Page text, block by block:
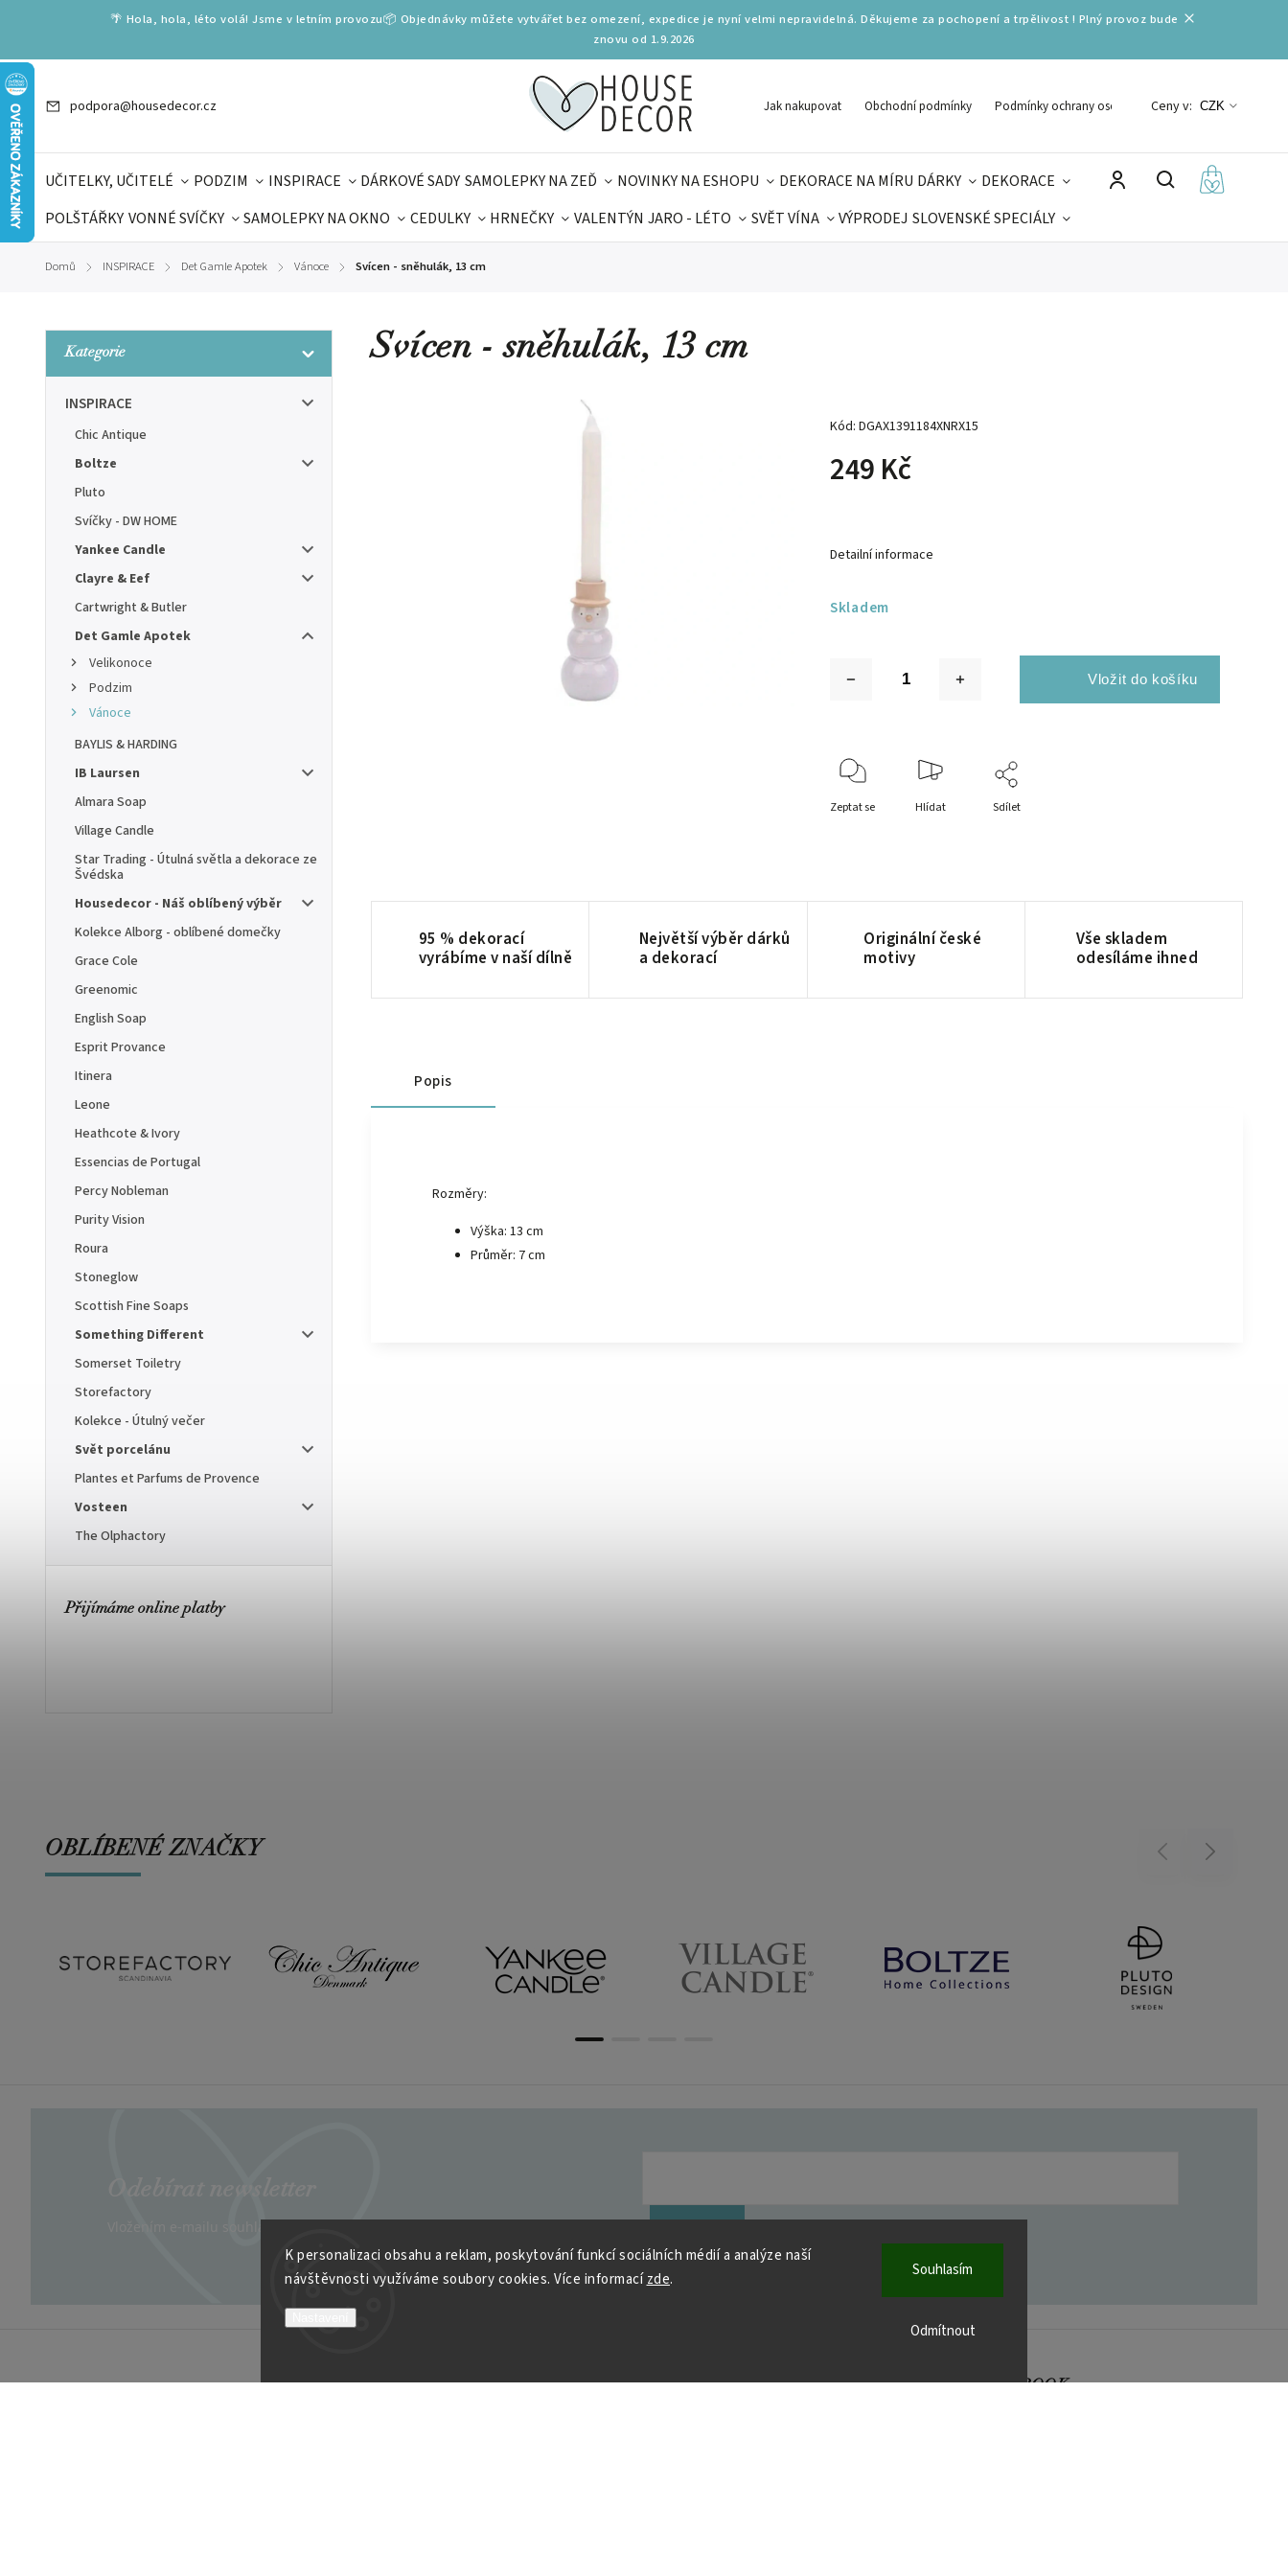
K personalizaci obsahu a reklam, poskytování funkcí sociálních médií a analýze naší
návštěvnosti využíváme soubory cookies. Více informacízde.
Odmítnout
Souhlasím
🌴 Hola, hola, léto volá! Jsme v letním provozu📦 Objednávky můžete vytvářet bez omezení, expedice je nyní velmi nepravidelná. Děkujeme za pochopení a trpělivost ! Plný provoz bude
znovu od 1.9.2026
podpora@housedecor.cz Jak nakupovat Obchodní podmínky Podmínky ochrany osobních údajů
Ceny v: CZK
UČITELKY, UČITELÉ PODZIM INSPIRACE DÁRKOVÉ SADY SAMOLEPKY NA ZEĎ NOVINKY NA ESHOPU DEKORACE NA MÍRU DÁRKY
DEKORACE
POLŠTÁŘKY VONNÉ SVÍČKY SAMOLEPKY NA OKNO CEDULKY HRNEČKY VALENTÝN JARO - LÉTO SVĚT VÍNA VÝPRODEJ SLOVENSKÉ SPECIÁLY
Domů / INSPIRACE / Det Gamle Apotek / Vánoce / Svícen - sněhulák, 13 cm
Kategorie
INSPIRACE
Chic Antique
Boltze
Pluto
Svíčky - DW HOME
Yankee Candle
Clayre & Eef
Cartwright & Butler
Det Gamle Apotek
Velikonoce
Podzim
Vánoce
BAYLIS & HARDING
IB Laursen
Almara Soap
Village Candle
Star Trading - Útulná světla a dekorace ze
Švédska
Housedecor - Náš oblíbený výběr
Kolekce Alborg - oblíbené domečky
Grace Cole
Greenomic
English Soap
Esprit Provance
Itinera
Leone
Heathcote & Ivory
Essencias de Portugal
Percy Nobleman
Purity Vision
Roura
Stoneglow
Scottish Fine Soaps
Something Different
Somerset Toiletry
Storefactory
Kolekce - Útulný večer
Svět porcelánu
Plantes et Parfums de Provence
Vosteen
The Olphactory
Přijímáme online platby
Svícen - sněhulák, 13 cm
Kód: DGAX1391184XNRX15
249 Kč
Skladem
Detailní informace
Zeptat se Hlídat Sdílet
95 % dekorací
vyrábíme v naší dílně
Největší výběr dárků
a dekorací
Originální české
motivy
Vše skladem
odesíláme ihned
Popis
Rozměry:
Výška: 13 cm
Průměr: 7 cm
OBLÍBENÉ ZNAČKY Previous Next
FACEBOOK